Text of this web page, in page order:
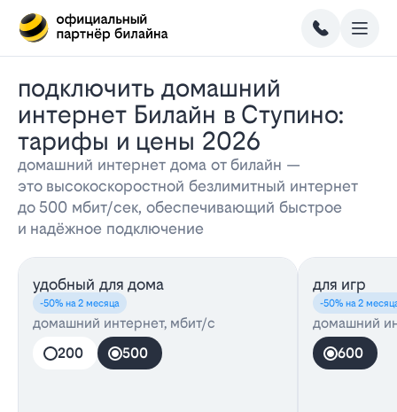
Подключить домашний
интернет Билайн в Ступино:
тарифы и цены 2026
домашний интернет дома от билайн —
это высокоскоростной безлимитный интернет
до 500 мбит/сек, обеспечивающий быстрое
и надёжное подключение
удобный для дома
-50% на 2 месяца
домашний интернет, мбит/с
200
500
для игр
-50% на 2
домашний
600